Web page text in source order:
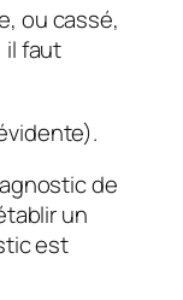
ou cassé,
il faut
de
un
est